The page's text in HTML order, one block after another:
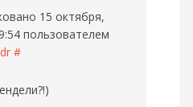
15 октября,
пользователем
#